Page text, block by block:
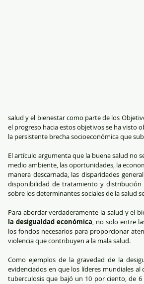
salud y el bienestar como parte de los
el progreso hacia estos objetivos se ha visto
la persistente brecha socioeconómica que
El artículo argumenta que la buena salud no
medio ambiente, las oportunidades, la
manera descarnada, las disparidades
disponibilidad de tratamiento y distribución
sobre los determinantes sociales de la salud
Para abordar verdaderamente la salud y el
la desigualdad económica, no solo entre
los fondos necesarios para proporcionar
violencia que contribuyen a la mala salud.
Como ejemplos de la gravedad de la
evidenciados en que los líderes mundiales
tuberculosis que bajó un 10 por ciento, de